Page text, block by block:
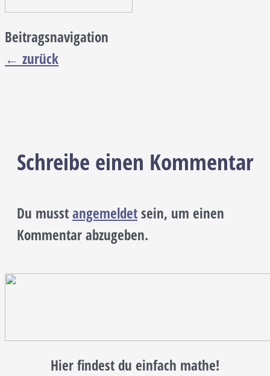
Beitragsnavigation
← zurück
Schreibe einen Kommentar
Du musstangemeldetsein, um einen
Kommentar abzugeben.
Hier findest du einfach mathe!